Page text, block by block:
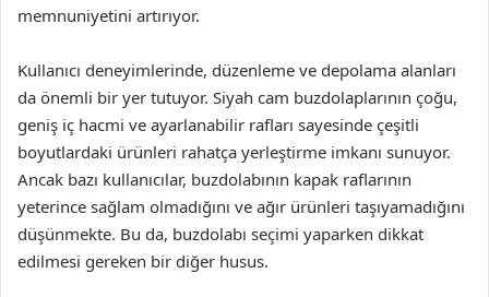
memnuniyetini artırıyor.
Kullanıcı deneyimlerinde, düzenleme ve depolama alanları
da önemli bir yer tutuyor. Siyah cam buzdolaplarının çoğu,
geniş iç hacmi ve ayarlanabilir rafları sayesinde çeşitli
boyutlardaki ürünleri rahatça yerleştirme imkanı sunuyor.
Ancak bazı kullanıcılar, buzdolabının kapak raflarının
yeterince sağlam olmadığını ve ağır ürünleri taşıyamadığını
düşünmekte. Bu da, buzdolabı seçimi yaparken dikkat
edilmesi gereken bir diğer husus.